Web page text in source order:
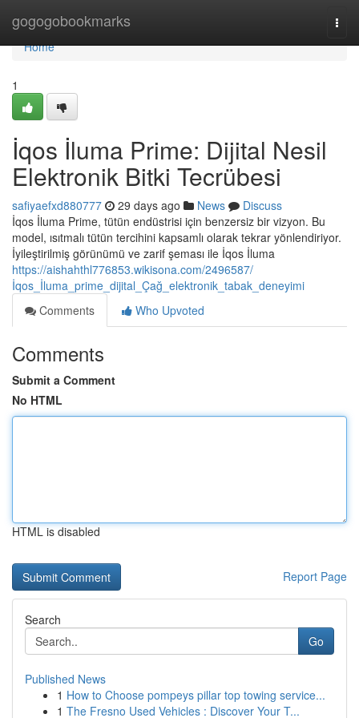
gogogobookmarks
Home
Home
1
İqos İluma Prime: Dijital Nesil
Elektronik Bitki Tecrübesi
safiyaefxd880777 29 days ago News
Discuss
İqos İluma Prime, tütün endüstrisi için benzersiz bir vizyon. Bu
model, ısıtmalı tütün tercihini kapsamlı olarak tekrar yönlendiriyor.
İyileştirilmiş görünümü ve zarif şeması ile İqos İluma
https://aishahthl776853.wikisona.com/2496587/
İqos_İluma_prime_dijital_Çağ_elektronik_tabak_deneyimi
Comments
Who Upvoted
Comments
Submit a Comment
No HTML
HTML is disabled
Report Page
Search
Go
Published News
1 How to Choose pompeys pillar top towing service...
1 The Fresno Used Vehicles : Discover Your T...